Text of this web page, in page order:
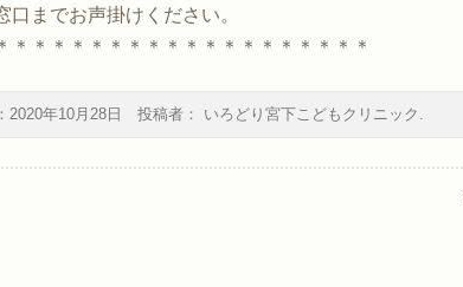
までお声掛けください。
＊＊＊＊＊＊＊＊＊＊＊＊＊＊＊＊＊＊＊
2020年10月28日 投稿者： いろどり宮下こどもクリニック .